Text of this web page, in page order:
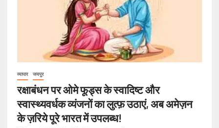
व्यापार जयपुर
रक्षाबंधन पर ओमे फूड्स के स्वादिष्ट और
स्वास्थ्यवर्धक व्यंजनों का लुत्फ़ उठाएं, अब अमेज़न
के ज़रिये पूरे भारत में उपलब्ध!